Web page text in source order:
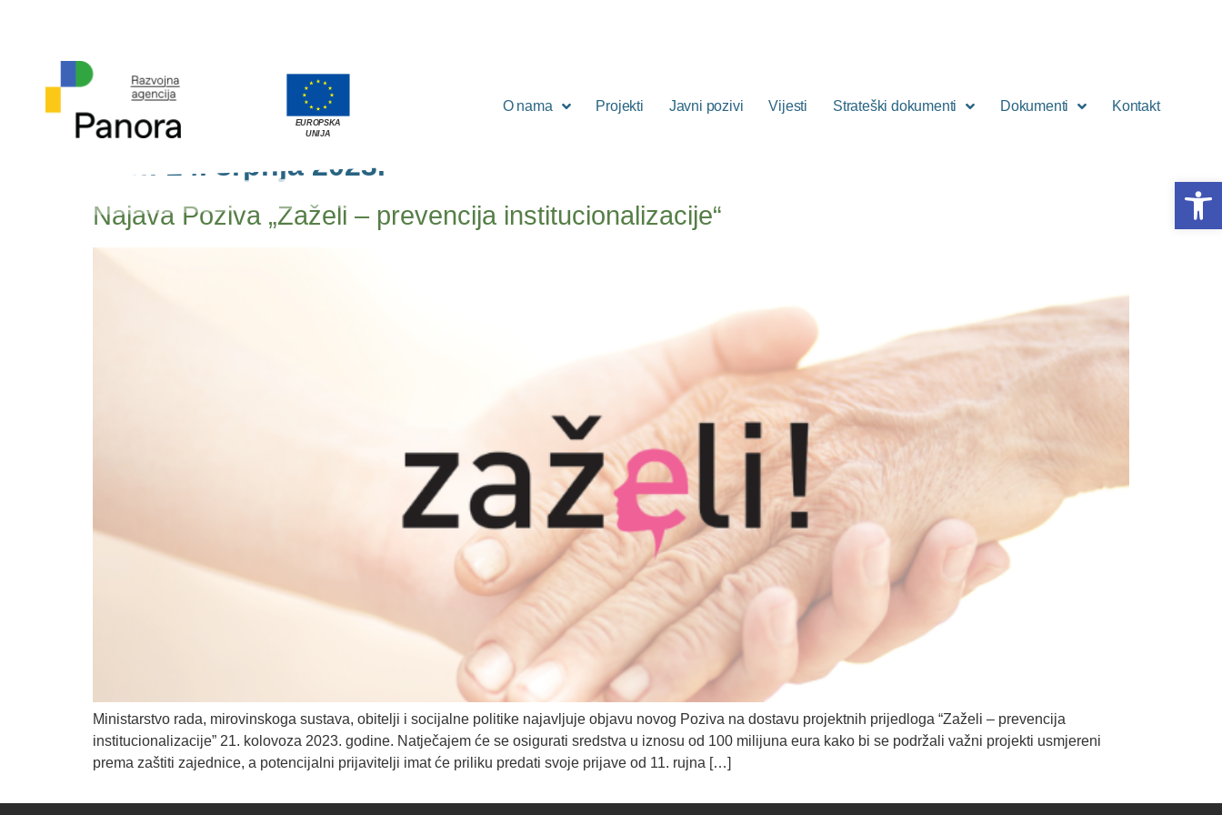
EUROPSKA
UNIJA
O nama Projekti Javni pozivi Vijesti Strateški dokumenti Dokumenti Kontakt
24. srpnja 2023.
Najava Poziva „Zaželi – prevencija institucionalizacije“
Ministarstvo rada, mirovinskoga sustava, obitelji i socijalne politike najavljuje objavu novog Poziva na dostavu projektnih prijedloga “Zaželi – prevencija
institucionalizacije” 21. kolovoza 2023. godine. Natječajem će se osigurati sredstva u iznosu od 100 milijuna eura kako bi se podržali važni projekti usmjereni
prema zaštiti zajednice, a potencijalni prijavitelji imat će priliku predati svoje prijave od 11. rujna […]